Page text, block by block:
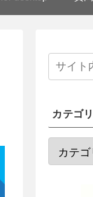
カテゴ